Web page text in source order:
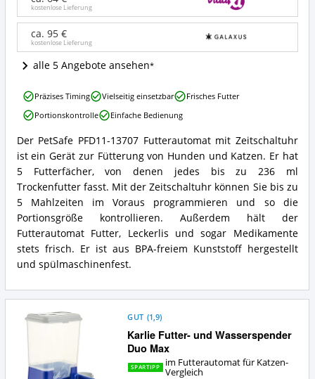
Timer
Angebote:
ist
dieser
für
Katzen
erhältlich?
kostenlose Lieferung
ca. 95 €
kostenlose Lieferung
alle 5 Angebote ansehen
PetSafe
PFD11-
13707
Futterautomat
mit
Timer
Zusammenfassung:
Was
bietet
dieser
Futterautomat
Katzen?
Der PetSafe PFD11-13707 Futterautomat mit Zeitschaltuhr
ist ein Gerät zur Fütterung von Hunden und Katzen. Er hat
5 Futterfächer, von denen jedes bis zu 236 ml
Trockenfutter fasst. Mit der Zeitschaltuhr können Sie bis zu
5 Mahlzeiten im Voraus programmieren und so die
Portionsgröße kontrollieren. Außerdem hält der
Futterautomat Futter, Leckerlis und sogar Medikamente
stets frisch. Er ist aus BPA-freiem Kunststoff hergestellt
und spülmaschinenfest.
PetSafe
PFD11-
13707
mit
Timer
Vorteile:
Was
spricht
für
diesen
Futterautomat
für
Katzen?
Präzises Timing Vielseitig einsetzbar
Frisches Futter
Portionskontrolle
Einfache Bedienung
Karlie Futter- und Wasserspender
Duo Max
GUT (1,9)
SPARTIPP
im Futterautomat für Katzen-
Vergleich